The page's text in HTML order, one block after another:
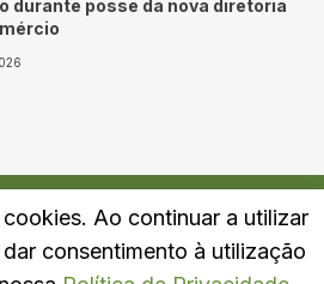
durante posse da nova diretoria
Política de Privacidade
Ao continuar a utilizar
consentimento à utilização